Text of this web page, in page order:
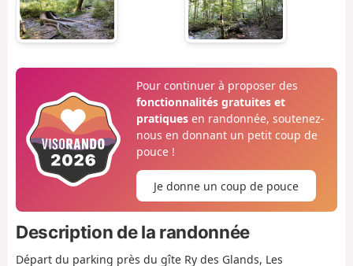
Pour continuer à proposer des
fonctionnalités gratuites et
pratiquesen randonnée, soutenez-
nous en donnant un petit coup de
pouce !
Je donne un coup de pouce
Description de la randonnée
Départ du parking près du gîte Ry des Glands, Les